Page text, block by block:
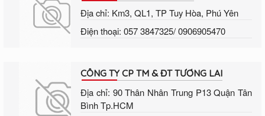
Địa chỉ: Km3, QL1, TP Tuy Hòa, Phú Yên
Điện thoại: 057 3847325/ 0906905470
CÔNG TY CP TM & ĐT TƯƠNG LAI
Địa chỉ: 90 Thân Nhân Trung P13 Quận Tân
Bình Tp.HCM